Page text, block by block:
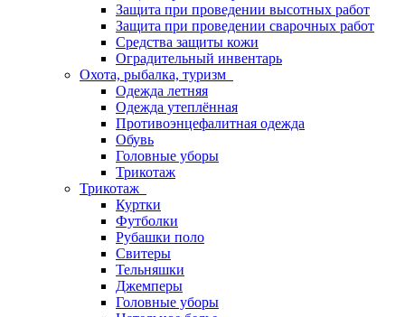
Защита при проведении высотных работ
Защита при проведении сварочных работ
Средства защиты кожи
Оградительный инвентарь
Охота, рыбалка, туризм
Одежда летняя
Одежда утеплённая
Противоэнцефалитная одежда
Обувь
Головные уборы
Трикотаж
Трикотаж
Куртки
Футболки
Рубашки поло
Свитеры
Тельняшки
Джемперы
Головные уборы